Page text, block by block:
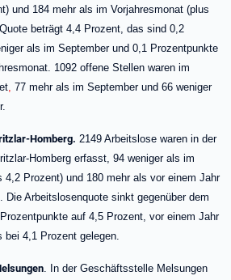
und 184 mehr als im Vorjahresmonat (plus
beträgt 4,4 Prozent, das sind 0,2
als im September und 0,1 Prozentpunkte
1092 offene Stellen waren im
,77 mehr als im September und 66 weniger
Homberg. 2149 Arbeitslose waren in der
Homberg erfasst, 94 weniger als im
4,2 Prozent) und 180 mehr als vor einem Jahr
Die Arbeitslosenquote sinkt gegenüber dem
auf 4,5 Prozent, vor einem Jahr
bei 4,1 Prozent gelegen.
. In der Geschäftsstelle Melsungen